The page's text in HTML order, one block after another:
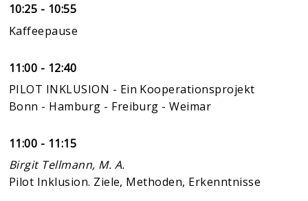
10:25 - 10:55
Kaffeepause
11:00 - 12:40
PILOT INKLUSION - Ein Kooperationsprojekt
Bonn - Hamburg - Freiburg - Weimar
11:00 - 11:15
Birgit Tellmann, M. A.
Pilot Inklusion. Ziele, Methoden, Erkenntnisse